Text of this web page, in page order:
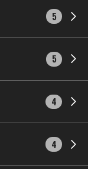
5
5
4
4